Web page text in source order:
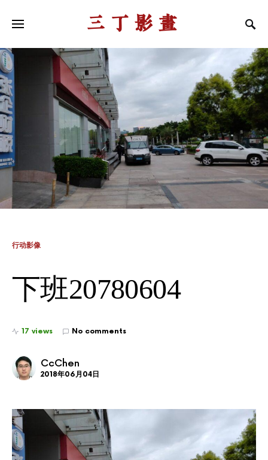
三丁影画
行动影像
下班20780604
17 views No comments
CcChen
2018年06月04日